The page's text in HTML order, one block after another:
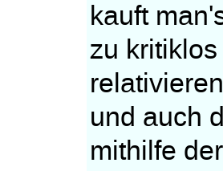
kauft
zu
und auch
mithilfe